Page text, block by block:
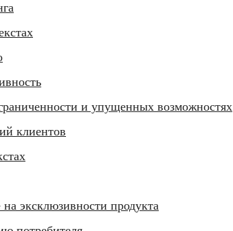
и упущенных возможностях
клиентов
эксклюзивности продукта